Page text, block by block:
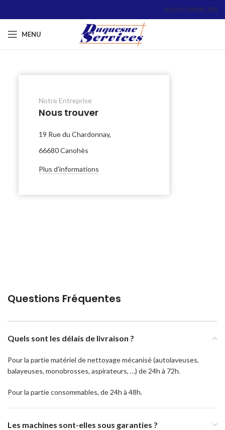
NOUS CONTACTER
MENU
Notre Entreprise
Nous trouver
19 Rue du Chardonnay,
66680 Canohès
Plus d'informations
Questions Fréquentes
Quels sont les délais de livraison ?
Pour la partie matériel de nettoyage mécanisé (autolaveuses,
balayeuses, monobrosses, aspirateurs, …) de 24h à 72h.
Pour la partie consommables, de 24h à 48h.
Les machines sont-elles sous garanties ?